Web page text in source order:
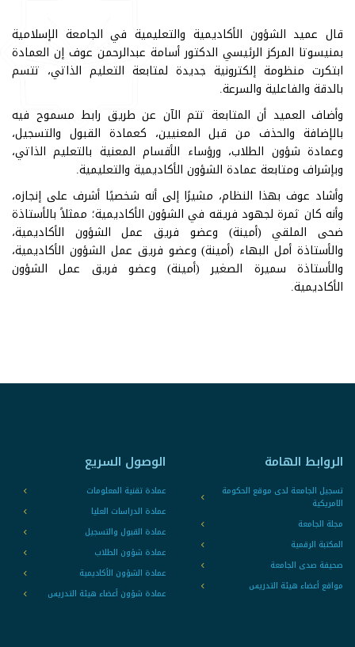
قال عميد الشؤون الأكاديمية والتعليمية في الجامعة الإسلامية
بمنيسوتا المركز الرئيسي الدكتور أسامة عبدالرحمن عوف إن العمادة
ابتكرت منظومة إلكترونية جديدة لمتابعة التعليم الذاتي، تتسم
بالدقة والفاعلية والسرعة.
وأضاف العميد أن المتابعة تتم الآن عن طريق رابط مسموح فيه
بالإضافة والحذف من قبل المعنيين، كعمادة القبول والتسجيل،
وعمادة شؤون الطلاب، ورؤساء الأقسام المعنية بالتعليم الذاتي،
وبإشراف ومتابعة عمادة الشؤون الأكاديمية والتعليمية.
وأشاد عوف بهذا النظام، مشيرًا إلى أنه شخصيًا أشرف على إنجازه،
وأنه كان ثمرة لجهود فريقه في الشؤون الأكاديمية؛ ممثلاً بالأستاذة
ضحى الملقي (أمينة) وعضو فريق عمل الشؤون الأكاديمية،
والأستاذة أمل البهاء (أمينة) وعضو فريق عمل الشؤون الأكاديمية،
والأستاذة سميرة الصغير (أمينة) وعضو فريق عمل الشؤون
الأكاديمية.
الروابط الهامة
تسجيل الجامعة لدى موقع الحكومة
الامريكية
مجلة الجامعة
المكتبة الرقمية
صحيفة صدى الجامعة
مواقع أعضاء هيئة التدريس
الوصول السريع
عمادة تقنية المعلومات
عمادة الدراسات العليا
عمادة القبول والتسجيل
عمادة شؤون الطلاب
عمادة الشؤون الأكاديمية
عمادة شؤون أعضاء هيئة التدريس